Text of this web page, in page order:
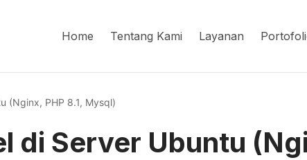
Home Tentang Kami Layanan
(Nginx, PHP 8.1, Mysql)
di Server Ubuntu